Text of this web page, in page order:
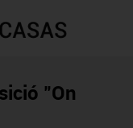
"On